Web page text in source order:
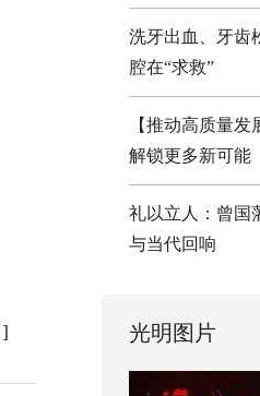
]
洗牙出血、牙齿
腔在“求救”
【推动高质量发
解锁更多新可能
礼以立人：曾国
与当代回响
光明图片